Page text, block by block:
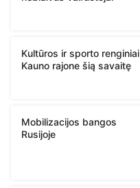
Kultūros ir sporto renginiai
Kauno rajone šią savaitę
Mobilizacijos bangos
Rusijoje